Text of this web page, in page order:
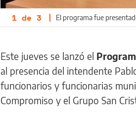
1 de 3 | El programa fue
Este jueves se lanzó el
al presencia del intendente
funcionarios y funcionarias
Compromiso y el Grupo San